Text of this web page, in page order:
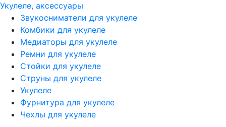
Укулеле, аксессуары
Звукосниматели для укулеле
Комбики для укулеле
Медиаторы для укулеле
Ремни для укулеле
Стойки для укулеле
Струны для укулеле
Укулеле
Фурнитура для укулеле
Чехлы для укулеле